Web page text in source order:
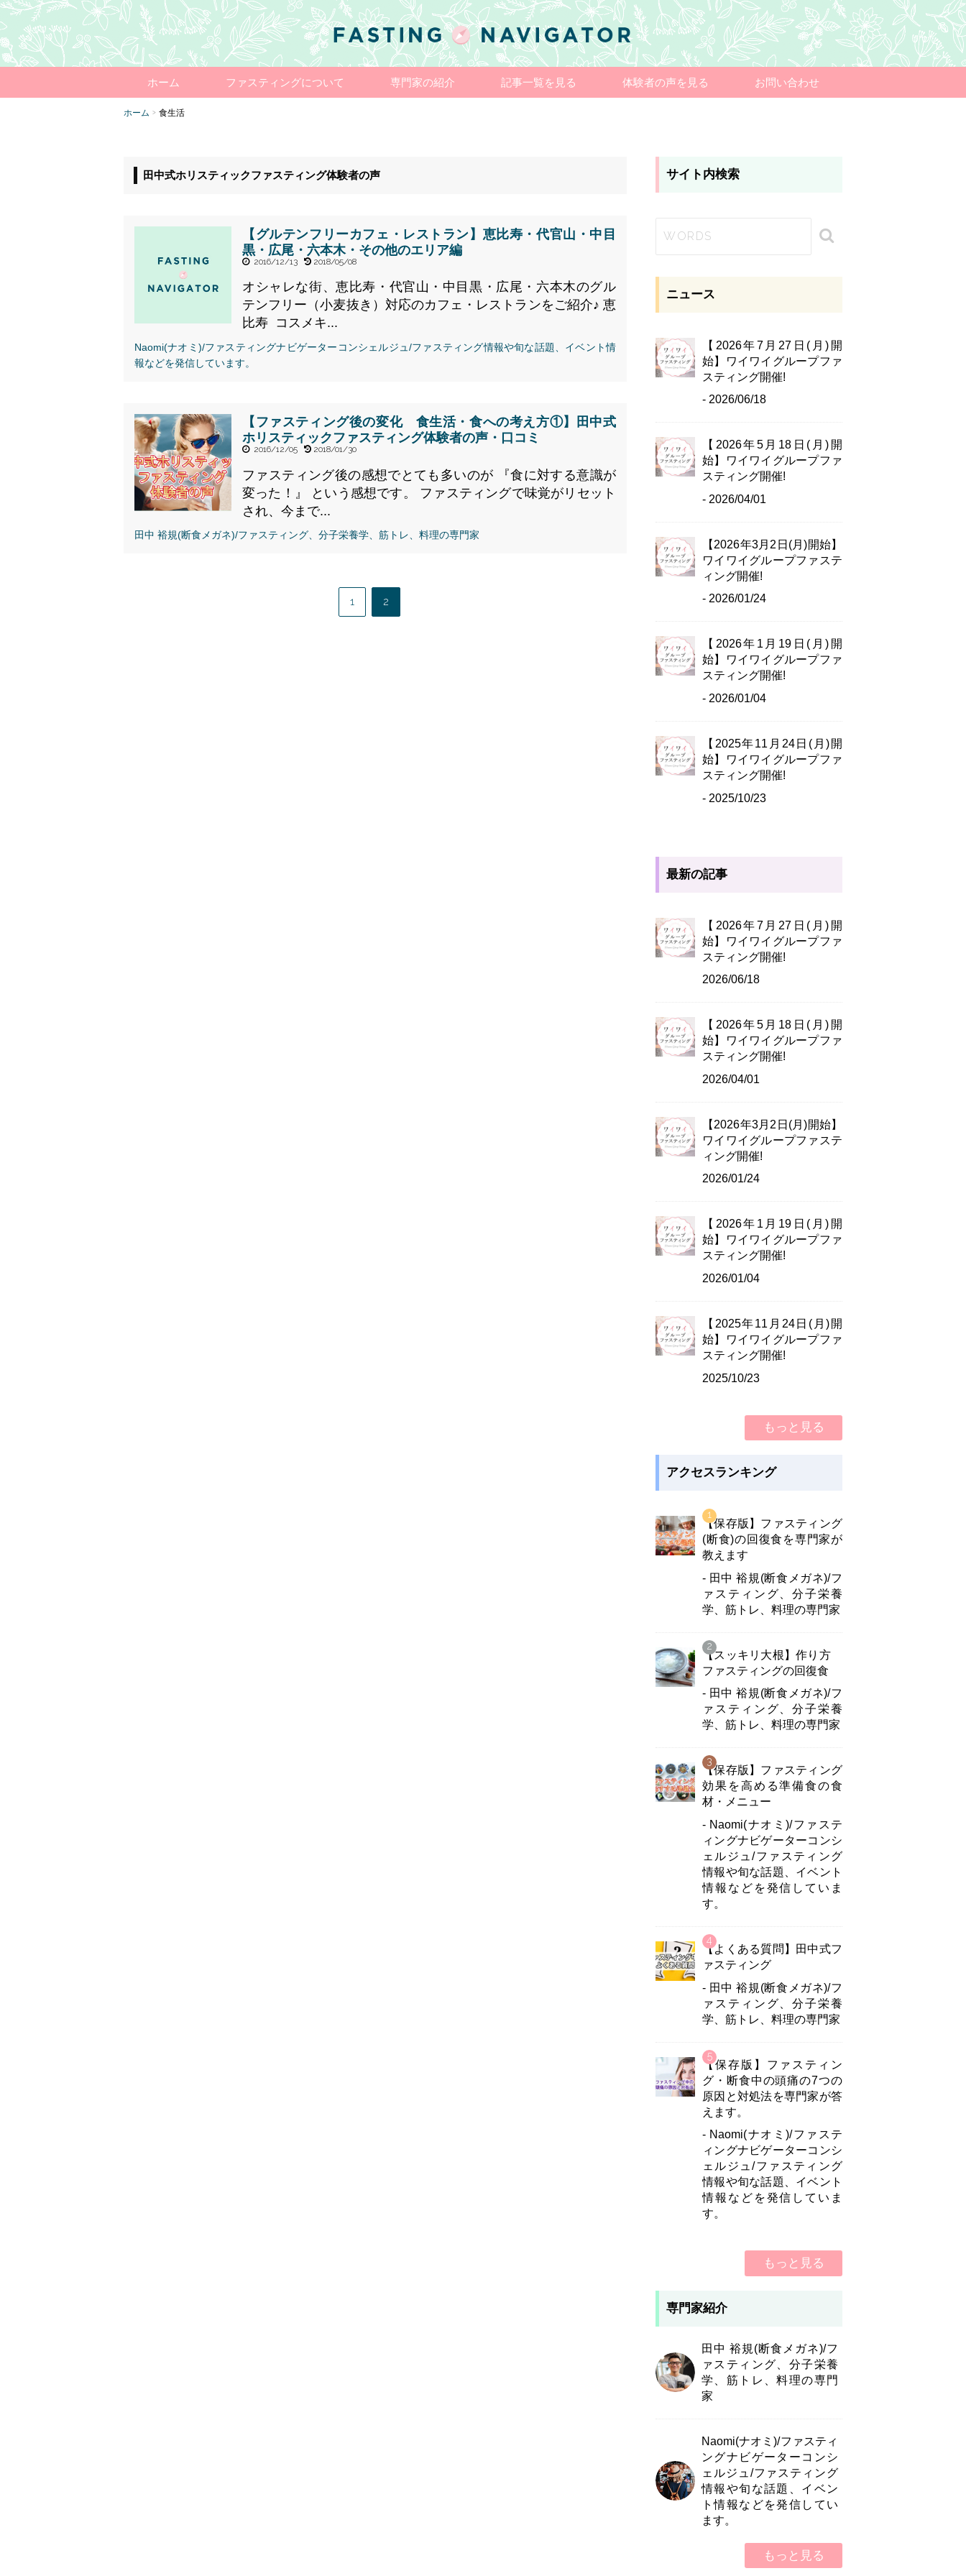
ホーム ファスティングについて 専門家の紹介 記事一覧を見る 体験者の声を見る お問い合わせ
ホーム > 食生活
田中式ホリスティックファスティング体験者の声
【グルテンフリーカフェ・レストラン】恵比寿・代官山・中目
黒・広尾・六本木・その他のエリア編
2016/12/13 2018/05/08
オシャレな街、恵比寿・代官山・中目黒・広尾・六本木のグル
テンフリー（小麦抜き）対応のカフェ・レストランをご紹介♪ 恵
比寿 コスメキ...
Naomi(ナオミ)/ファスティングナビゲーターコンシェルジュ/ファスティング情報や旬な話題、イベント情
報などを発信しています。
ング後の変化 食生
【ファスティング後の変化 食生活・食への考え方①】田中式
ホリスティックファスティング体験者の声・口コミ
2016/12/05 2018/01/30
ファスティング後の感想でとても多いのが 『食に対する意識が
変った！』 という感想です。 ファスティングで味覚がリセット
され、今まで...
田中 裕規(断食メガネ)/ファスティング、分子栄養学、筋トレ、料理の専門家
1 2
サイト内検索
ニュース
【2026年7月27日(月)開
始】ワイワイグループファ
スティング開催!
- 2026/06/18
【2026年5月18日(月)開
始】ワイワイグループファ
スティング開催!
- 2026/04/01
【2026年3月2日(月)開始】
ワイワイグループファステ
ィング開催!
- 2026/01/24
【2026年1月19日(月)開
始】ワイワイグループファ
スティング開催!
- 2026/01/04
【2025年11月24日(月)開
始】ワイワイグループファ
スティング開催!
- 2025/10/23
最新の記事
【2026年7月27日(月)開
始】ワイワイグループファ
スティング開催!
2026/06/18
【2026年5月18日(月)開
始】ワイワイグループファ
スティング開催!
2026/04/01
【2026年3月2日(月)開始】
ワイワイグループファステ
ィング開催!
2026/01/24
【2026年1月19日(月)開
始】ワイワイグループファ
スティング開催!
2026/01/04
【2025年11月24日(月)開
始】ワイワイグループファ
スティング開催!
2025/10/23
もっと見る
アクセスランキング
【保存版】ファスティング
(断食)の回復食を専門家が
教えます
- 田中 裕規(断食メガネ)/フ
ァスティング、分子栄養
学、筋トレ、料理の専門家
【スッキリ大根】作り方
ファスティングの回復食
- 田中 裕規(断食メガネ)/フ
ァスティング、分子栄養
学、筋トレ、料理の専門家
【保存版】ファスティング
効果を高める準備食の食
材・メニュー
- Naomi(ナオミ)/ファステ
ィングナビゲーターコンシ
ェルジュ/ファスティング
情報や旬な話題、イベント
情報などを発信していま
す。
【よくある質問】田中式フ
ァスティング
- 田中 裕規(断食メガネ)/フ
ァスティング、分子栄養
学、筋トレ、料理の専門家
【保存版】ファスティン
グ・断食中の頭痛の7つの
原因と対処法を専門家が答
えます。
- Naomi(ナオミ)/ファステ
ィングナビゲーターコンシ
ェルジュ/ファスティング
情報や旬な話題、イベント
情報などを発信していま
す。
もっと見る
専門家紹介
田中 裕規(断食メガネ)/フ
ァスティング、分子栄養
学、筋トレ、料理の専門
家
Naomi(ナオミ)/ファスティ
ングナビゲーターコンシ
ェルジュ/ファスティング
情報や旬な話題、イベン
ト情報などを発信してい
ます。
もっと見る